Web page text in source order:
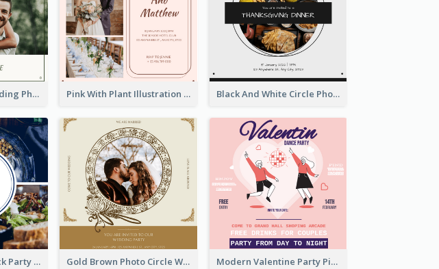
Green Simple Wedding Photo Wedding Invitation Pink With Plant Illustration Wedding Party Invitation Black And White Circle Photo Thanksgiving Dinner Invitation
Blue Circle A Potluck Party Invitation Gold Brown Photo Circle Wedding Invitation Modern Valentine Party Pink Invitation Design Templates